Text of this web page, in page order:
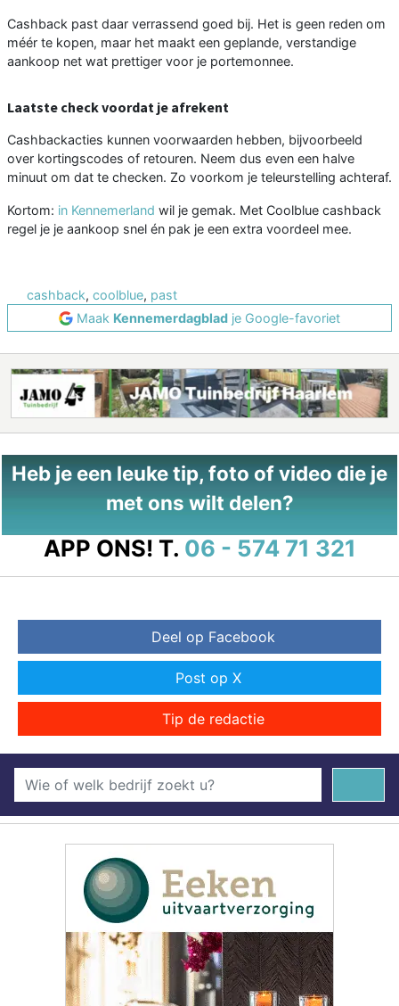
Cashback past daar verrassend goed bij. Het is geen reden om
méér te kopen, maar het maakt een geplande, verstandige
aankoop net wat prettiger voor je portemonnee.
Laatste check voordat je afrekent
Cashbackacties kunnen voorwaarden hebben, bijvoorbeeld
over kortingscodes of retouren. Neem dus even een halve
minuut om dat te checken. Zo voorkom je teleurstelling achteraf.
Kortom: in Kennemerland wil je gemak. Met Coolblue cashback
regel je je aankoop snel én pak je een extra voordeel mee.
cashback, coolblue, past
Maak Kennemerdagblad je Google-favoriet
Heb je een leuke tip, foto of video die je
met ons wilt delen?
APP ONS! T. 06 - 574 71 321
Deel op Facebook
Post op X
Tip de redactie